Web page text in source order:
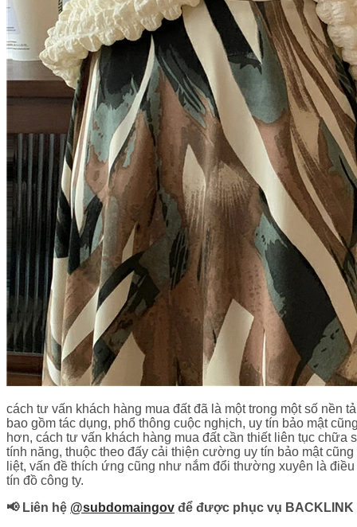
cách tư vấn khách hàng mua đất đã là một trong một số nền
bao gồm tác dụng, phổ thông cuộc nghịch, uy tín bảo mật
hơn, cách tư vấn khách hàng mua đất cần thiết liên tục
tính năng, thuộc theo đấy cải thiện cường uy tín bảo mật
liệt, vấn đề thích ứng cũng như nắm đổi thường xuyên là
tín đồ công ty.
📢 Liên hệ @subdomaingov để được phục vụ BACKLINK